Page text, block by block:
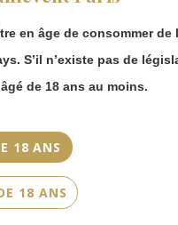
en âge de consommer de
S’il n’existe pas de
de 18 ans au moins.
18 ANS
18 ANS
Petit Verdot
:
août.